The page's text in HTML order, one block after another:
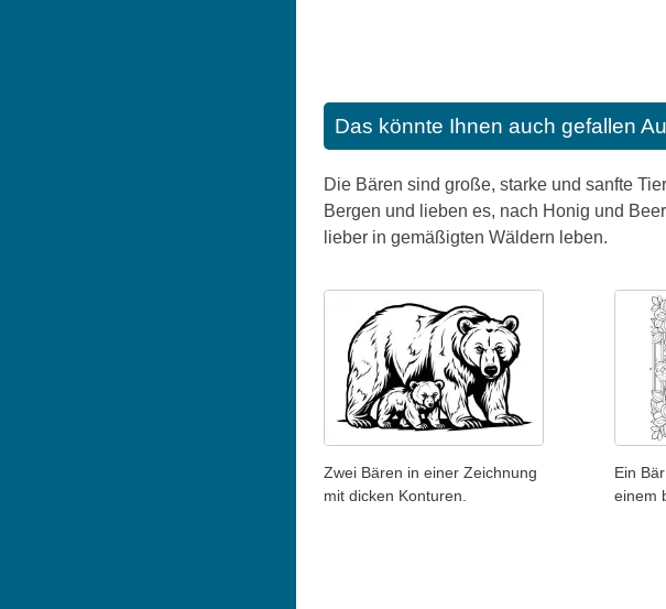
Das könnte Ihnen auch gefallen
Die Bären sind große, starke und sanfte
Bergen und lieben es, nach Honig und
lieber in gemäßigten Wäldern leben.
Zwei Bären in einer Zeichnung
mit dicken Konturen.
Ein
einem